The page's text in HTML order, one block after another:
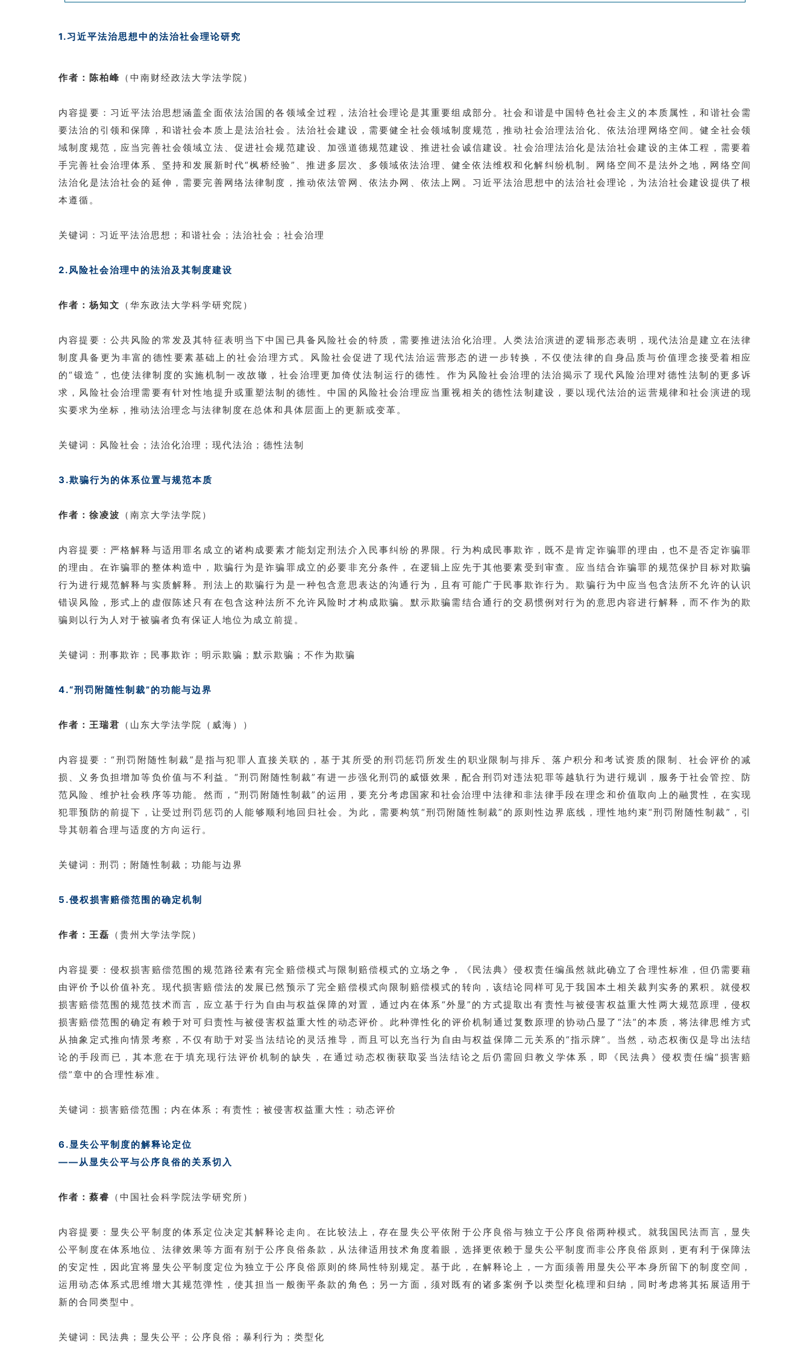
1.习近平法治思想中的法治社会理论研究
作者：陈柏峰 （中南财经政法大学法学院）
内容提要：习近平法治思想涵盖全面依法治国的各领域全过程，法治社会理论是其重要组成部分。社会和谐是中国特色社会主义的本质属性，和谐社会需
要法治的引领和保障，和谐社会本质上是法治社会。法治社会建设，需要健全社会领域制度规范，推动社会治理法治化、依法治理网络空间。健全社会领
域制度规范，应当完善社会领域立法、促进社会规范建设、加强道德规范建设、推进社会诚信建设。社会治理法治化是法治社会建设的主体工程，需要着
手完善社会治理体系、坚持和发展新时代“枫桥经验”、推进多层次、多领域依法治理、健全依法维权和化解纠纷机制。网络空间不是法外之地，网络空间
法治化是法治社会的延伸，需要完善网络法律制度，推动依法管网、依法办网、依法上网。习近平法治思想中的法治社会理论，为法治社会建设提供了根
本遵循。
关键词：习近平法治思想；和谐社会；法治社会；社会治理
2.风险社会治理中的法治及其制度建设
作者：杨知文 （华东政法大学科学研究院）
内容提要：公共风险的常发及其特征表明当下中国已具备风险社会的特质，需要推进法治化治理。人类法治演进的逻辑形态表明，现代法治是建立在法律
制度具备更为丰富的德性要素基础上的社会治理方式。风险社会促进了现代法治运营形态的进一步转换，不仅使法律的自身品质与价值理念接受着相应
的“锻造”，也使法律制度的实施机制一改故辙，社会治理更加倚仗法制运行的德性。作为风险社会治理的法治揭示了现代风险治理对德性法制的更多诉
求，风险社会治理需要有针对性地提升或重塑法制的德性。中国的风险社会治理应当重视相关的德性法制建设，要以现代法治的运营规律和社会演进的现
实要求为坐标，推动法治理念与法律制度在总体和具体层面上的更新或变革。
关键词：风险社会；法治化治理；现代法治；德性法制
3.欺骗行为的体系位置与规范本质
作者：徐凌波 （南京大学法学院）
内容提要：严格解释与适用罪名成立的诸构成要素才能划定刑法介入民事纠纷的界限。行为构成民事欺诈，既不是肯定诈骗罪的理由，也不是否定诈骗罪
的理由。在诈骗罪的整体构造中，欺骗行为是诈骗罪成立的必要非充分条件，在逻辑上应先于其他要素受到审查。应当结合诈骗罪的规范保护目标对欺骗
行为进行规范解释与实质解释。刑法上的欺骗行为是一种包含意思表达的沟通行为，且有可能广于民事欺诈行为。欺骗行为中应当包含法所不允许的认识
错误风险，形式上的虚假陈述只有在包含这种法所不允许风险时才构成欺骗。默示欺骗需结合通行的交易惯例对行为的意思内容进行解释，而不作为的欺
骗则以行为人对于被骗者负有保证人地位为成立前提。
关键词：刑事欺诈；民事欺诈；明示欺骗；默示欺骗；不作为欺骗
4.“刑罚附随性制裁”的功能与边界
作者：王瑞君 （山东大学法学院（威海））
内容提要：“刑罚附随性制裁”是指与犯罪人直接关联的，基于其所受的刑罚惩罚所发生的职业限制与排斥、落户积分和考试资质的限制、社会评价的减
损、义务负担增加等负价值与不利益。“刑罚附随性制裁”有进一步强化刑罚的威慑效果，配合刑罚对违法犯罪等越轨行为进行规训，服务于社会管控、防
范风险、维护社会秩序等功能。然而，“刑罚附随性制裁”的运用，要充分考虑国家和社会治理中法律和非法律手段在理念和价值取向上的融贯性，在实现
犯罪预防的前提下，让受过刑罚惩罚的人能够顺利地回归社会。为此，需要构筑“刑罚附随性制裁”的原则性边界底线，理性地约束“刑罚附随性制裁”，引
导其朝着合理与适度的方向运行。
关键词：刑罚；附随性制裁；功能与边界
5.侵权损害赔偿范围的确定机制
作者：王磊 （贵州大学法学院）
内容提要：侵权损害赔偿范围的规范路径素有完全赔偿模式与限制赔偿模式的立场之争，《民法典》侵权责任编虽然就此确立了合理性标准，但仍需要藉
由评价予以价值补充。现代损害赔偿法的发展已然预示了完全赔偿模式向限制赔偿模式的转向，该结论同样可见于我国本土相关裁判实务的累积。就侵权
损害赔偿范围的规范技术而言，应立基于行为自由与权益保障的对置，通过内在体系“外显”的方式提取出有责性与被侵害权益重大性两大规范原理，侵权
损害赔偿范围的确定有赖于对可归责性与被侵害权益重大性的动态评价。此种弹性化的评价机制通过复数原理的协动凸显了“法”的本质，将法律思维方式
从抽象定式推向情景考察，不仅有助于对妥当法结论的灵活推导，而且可以充当行为自由与权益保障二元关系的“指示牌”。当然，动态权衡仅是导出法结
论的手段而已，其本意在于填充现行法评价机制的缺失，在通过动态权衡获取妥当法结论之后仍需回归教义学体系，即《民法典》侵权责任编“损害赔
偿”章中的合理性标准。
关键词：损害赔偿范围；内在体系；有责性；被侵害权益重大性；动态评价
6.显失公平制度的解释论定位
——从显失公平与公序良俗的关系切入
作者：蔡睿 （中国社会科学院法学研究所）
内容提要：显失公平制度的体系定位决定其解释论走向。在比较法上，存在显失公平依附于公序良俗与独立于公序良俗两种模式。就我国民法而言，显失
公平制度在体系地位、法律效果等方面有别于公序良俗条款，从法律适用技术角度着眼，选择更依赖于显失公平制度而非公序良俗原则，更有利于保障法
的安定性，因此宜将显失公平制度定位为独立于公序良俗原则的终局性特别规定。基于此，在解释论上，一方面须善用显失公平本身所留下的制度空间，
运用动态体系式思维增大其规范弹性，使其担当一般衡平条款的角色；另一方面，须对既有的诸多案例予以类型化梳理和归纳，同时考虑将其拓展适用于
新的合同类型中。
关键词：民法典；显失公平；公序良俗；暴利行为；类型化